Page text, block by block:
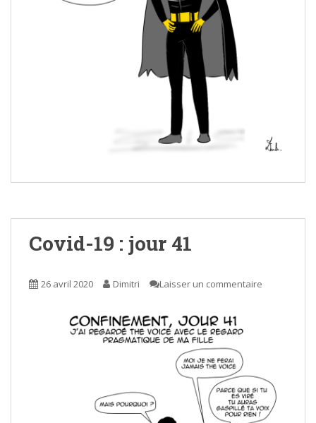
Covid-19 : jour 41
26 avril 2020 Dimitri Laisser un commentaire